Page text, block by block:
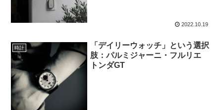
2022.10.19
時計
「デイリーウォッチ」という選択
肢：パルミジャーニ・フルリエ
トンダGT